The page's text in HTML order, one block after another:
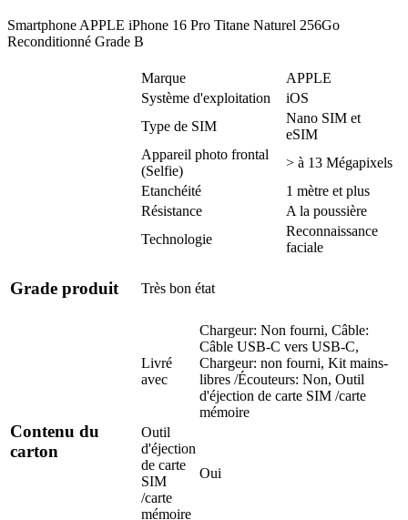
Smartphone APPLE iPhone 16 Pro Titane Naturel 256Go
Reconditionné Grade B
Marque
APPLE
Système d'exploitation
iOS
Type de SIM
Nano SIM et
eSIM
Appareil photo frontal
(Selfie)
> à 13 Mégapixels
Etanchéité
1 mètre et plus
Résistance
A la poussière
Technologie
Reconnaissance
faciale
Grade produit Très bon état
Contenu du
carton
Livré
avec
Chargeur: Non fourni, Câble:
Câble USB-C vers USB-C,
Chargeur: non fourni, Kit mains-
libres /Écouteurs: Non, Outil
d'éjection de carte SIM /carte
mémoire
Outil
d'éjection
de carte
SIM
/carte
mémoire
Oui